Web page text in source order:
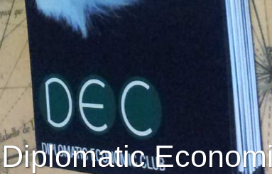
Diplomatic